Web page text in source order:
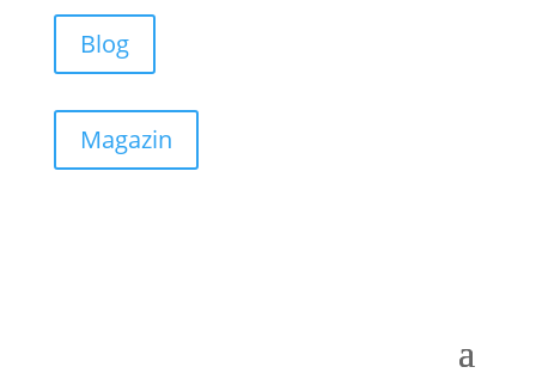
Blog
Magazin